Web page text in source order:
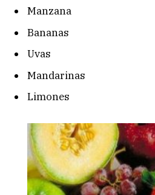
Manzana
Bananas
Uvas
Mandarinas
Limones